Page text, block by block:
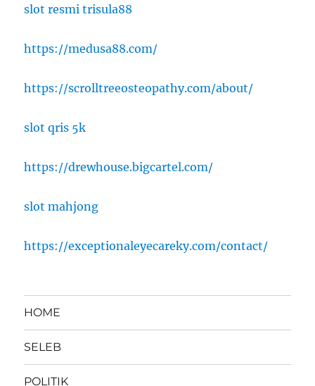
slot resmi trisula88
https://medusa88.com/
https://scrolltreeosteopathy.com/about/
slot qris 5k
https://drewhouse.bigcartel.com/
slot mahjong
https://exceptionaleyecareky.com/contact/
HOME
SELEB
POLITIK